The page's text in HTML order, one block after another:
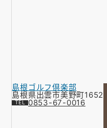
島根ゴルフ倶楽部
島根県出雲市美野町1652
0853-67-0016